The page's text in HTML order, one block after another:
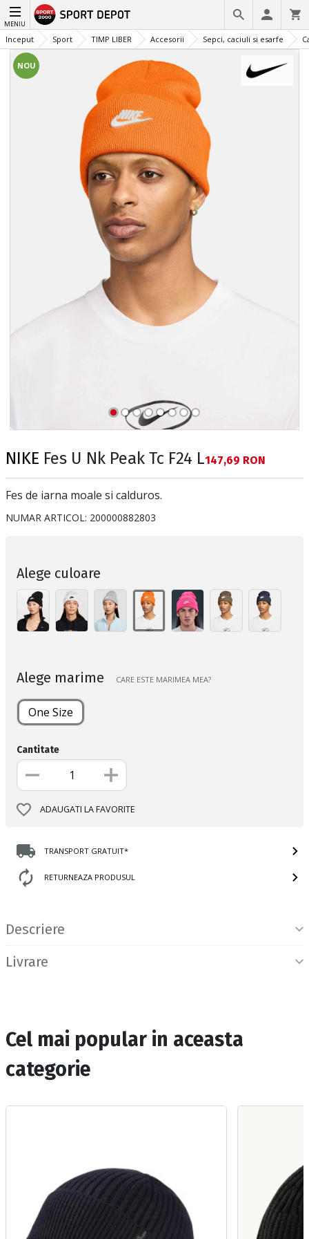
MENIU
Inceput Sport TIMP LIBER Accesorii Sepci, caciuli si esarfe
NOU
NIKE Fes U Nk Peak Tc F24 LТекуща цена:
147,69 RON
Fes de iarna moale si calduros.
NUMAR ARTICOL: 200000882803
Alege culoare
Alege marime CARE ESTE MARIMEA MEA?
One Size
Cantitate
ADAUGATI LA FAVORITE
TRANSPORT GRATUIT*
RETURNEAZA PRODUSUL
Descriere
Livrare
Cel mai popular in aceasta
categorie